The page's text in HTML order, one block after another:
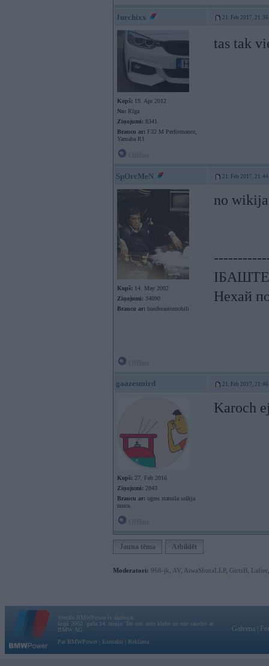
Jurchixx 21. Feb 2017, 21:36
Kopš: 19. Apr 2012
No: Rīga
Ziņojumi: 8341
Braucu ar: F32 M Performance,
Yamaha R1
tas tak
SpOrcMeN 21. Feb 2017, 21:44
Kopš: 14. May 2002
Ziņojumi: 34090
Braucu ar: banderautomobili
no
Нехай
gaazesmird 21. Feb 2017, 21:46
Kopš: 27. Feb 2016
Ziņojumi: 2843
Braucu ar: ogres statoila soļkja
mucu
Karoch
Jauna tēma Atbildēt
Moderatori: 968-jk AV AiwaShuraLLP, GirtzB Lafter
Vortāls BMWPower.lv darbojas
kopš 2002. gada 14. maija. Tas nav auto klubs un nav saistīts ar
BMW AG.
Par BMWPower
Kontakti Reklāma
Galvena